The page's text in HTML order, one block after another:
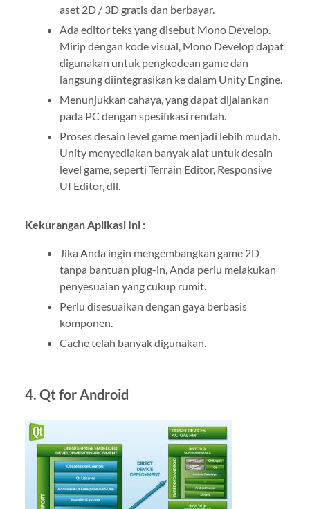
aset 2D / 3D gratis dan berbayar.
Ada editor teks yang disebut Mono Develop.
Mirip dengan kode visual, Mono Develop dapat
digunakan untuk pengkodean game dan
langsung diintegrasikan ke dalam Unity Engine.
Menunjukkan cahaya, yang dapat dijalankan
pada PC dengan spesifikasi rendah.
Proses desain level game menjadi lebih mudah.
Unity menyediakan banyak alat untuk desain
level game, seperti Terrain Editor, Responsive
UI Editor, dll.
Kekurangan Aplikasi Ini :
Jika Anda ingin mengembangkan game 2D
tanpa bantuan plug-in, Anda perlu melakukan
penyesuaian yang cukup rumit.
Perlu disesuaikan dengan gaya berbasis
komponen.
Cache telah banyak digunakan.
4. Qt for Android